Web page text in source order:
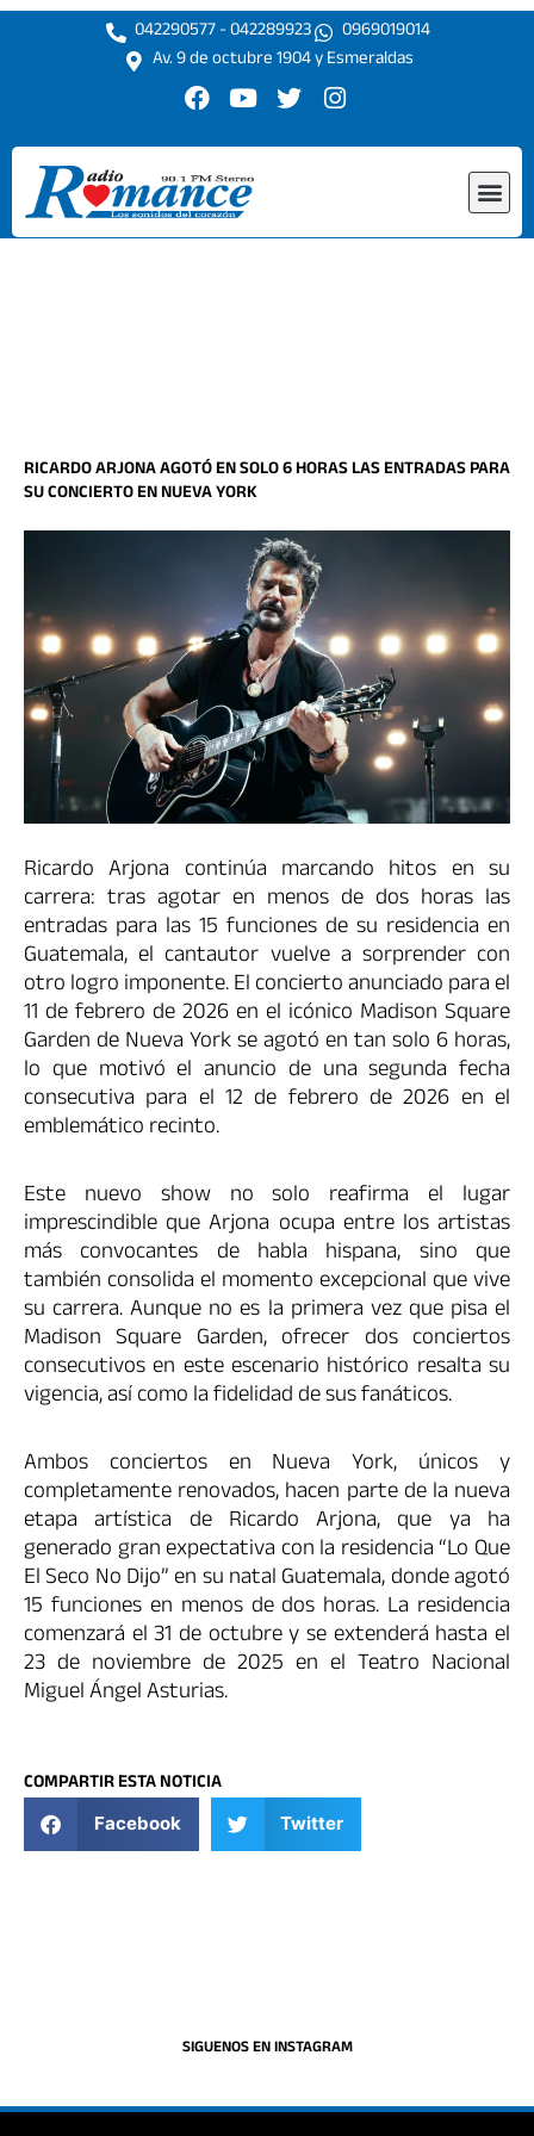
Ir
042290577 - 042289923
0969019014
Av. 9 de octubre 1904 y Esmeraldas
F
c
e
b
o
o
Y
u
t
u
b
e
T
i
r
I
s
r
RICARDO ARJONA AGOTÓ EN SOLO 6 HORAS LAS ENTRADAS PARA
SU CONCIERTO EN NUEVA YORK
Ricardo Arjona continúa marcando hitos en su
carrera: tras agotar en menos de dos horas las
entradas para las 15 funciones de su residencia en
Guatemala, el cantautor vuelve a sorprender con
otro logro imponente. El concierto anunciado para el
11 de febrero de 2026 en el icónico Madison Square
Garden de Nueva York se agotó en tan solo 6 horas,
lo que motivó el anuncio de una segunda fecha
consecutiva para el 12 de febrero de 2026 en el
emblemático recinto.
Este nuevo show no solo reafirma el lugar
imprescindible que Arjona ocupa entre los artistas
más convocantes de habla hispana, sino que
también consolida el momento excepcional que vive
su carrera. Aunque no es la primera vez que pisa el
Madison Square Garden, ofrecer dos conciertos
consecutivos en este escenario histórico resalta su
vigencia, así como la fidelidad de sus fanáticos.
Ambos conciertos en Nueva York, únicos y
completamente renovados, hacen parte de la nueva
etapa artística de Ricardo Arjona, que ya ha
generado gran expectativa con la residencia “Lo Que
El Seco No Dijo” en su natal Guatemala, donde agotó
15 funciones en menos de dos horas. La residencia
comenzará el 31 de octubre y se extenderá hasta el
23 de noviembre de 2025 en el Teatro Nacional
Miguel Ángel Asturias.
COMPARTIR ESTA NOTICIA
Facebook Twitter
SIGUENOS EN INSTAGRAM